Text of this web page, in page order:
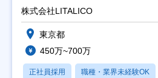
株式会社LITALICO
東京都
450万~700万
正社員採用 職種・業界未経験OK